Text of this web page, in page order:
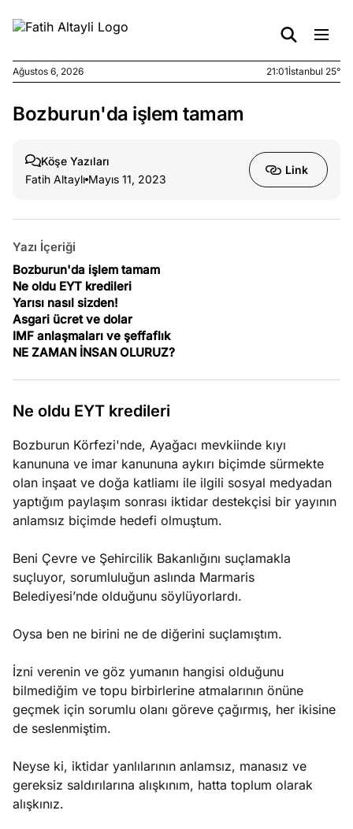
Ağustos
yasalar
5, 2026
stok
caiz
Ağustos
umutlu
ister
Köşe
Yazıları
Spor
Yazıları
Yazıları
Ağustos 6, 2026 21:01İstanbul 25°
Bozburun'da işlem tamam
Köşe Yazıları
Fatih Altaylı Mayıs 11, 2023
Link
Yazı İçeriği
Bozburun'da işlem tamam
Ne oldu EYT kredileri
Yarısı nasıl sizden!
Asgari ücret ve dolar
IMF anlaşmaları ve şeffaflık
NE ZAMAN İNSAN OLURUZ?
Ne oldu EYT kredileri
Bozburun Körfezi'nde, Ayağacı mevkiinde kıyı
kanununa ve imar kanununa aykırı biçimde sürmekte
olan inşaat ve doğa katliamı ile ilgili sosyal medyadan
yaptığım paylaşım sonrası iktidar destekçisi bir yayının
anlamsız biçimde hedefi olmuştum.
Beni Çevre ve Şehircilik Bakanlığını suçlamakla
suçluyor, sorumluluğun aslında Marmaris
Belediyesi’nde olduğunu söylüyorlardı.
Oysa ben ne birini ne de diğerini suçlamıştım.
İzni verenin ve göz yumanın hangisi olduğunu
bilmediğim ve topu birbirlerine atmalarının önüne
geçmek için sorumlu olanı göreve çağırmış, her ikisine
de seslenmiştim.
Neyse ki, iktidar yanlılarının anlamsız, manasız ve
gereksiz saldırılarına alışkınım, hatta toplum olarak
alışkınız.